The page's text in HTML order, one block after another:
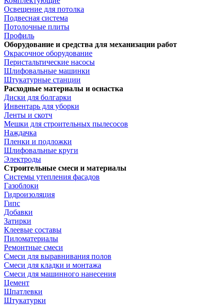
Освещение для потолка
Подвесная система
Потолочные плиты
Профиль
Оборудование и средства для механизации работ
Окрасочное оборудование
Перистальтические насосы
Шлифовальные машинки
Штукатурные станции
Расходные материалы и оснастка
Диски для болгарки
Инвентарь для уборки
Ленты и скотч
Мешки для строительных пылесосов
Наждачка
Пленки и подложки
Шлифовальные круги
Электроды
Строительные смеси и материалы
Системы утепления фасадов
Газоблоки
Гидроизоляция
Гипс
Добавки
Затирки
Клеевые составы
Пиломатериалы
Ремонтные смеси
Смеси для выравнивания полов
Смеси для кладки и монтажа
Смеси для машинного нанесения
Цемент
Шпатлевки
Штукатурки